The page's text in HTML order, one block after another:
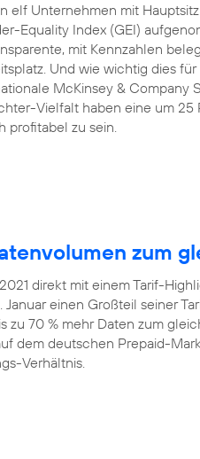
elf Unternehmen mit
Equality Index (GEI)
mit Kennzahlen
Und wie wichtig dies für
McKinsey & Company
Vielfalt haben eine um 25
profitabel zu sein.
zum
direkt mit einem Tarif-
einen Großteil seiner
zu 70 % mehr Daten zum
dem deutschen Prepaid-
Verhältnis.